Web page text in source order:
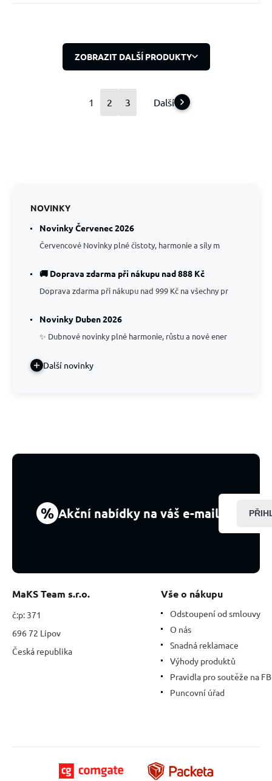
ZOBRAZIT DALŠÍ PRODUKTY
1 2 3 Další
NOVINKY
Novinky Červenec 2026
Červencové Novinky plné čistoty, harmonie a síly m
🚚 Doprava zdarma při nákupu nad 888 Kč
Doprava zdarma při nákupu nad 999 Kč na všechny pr
Novinky Duben 2026
✨ Dubnové novinky plné harmonie, růstu a nové ener
Další novinky
% Akční nabídky na váš e-mail
MaKS Team s.r.o.
č:p: 371
696 72 Lipov
Česká republika
Vše o nákupu
Odstoupení od smlouvy
O nás
Snadná reklamace
Výhody produktů
Pravidla pro soutěže na FB
Puncovní úřad